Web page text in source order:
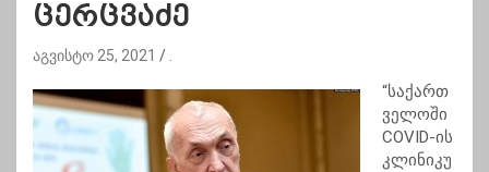
ცერცვაძე
აგვისტო 25, 2021
“საქართ
ველოში
COVID-ის
კლინიკუ